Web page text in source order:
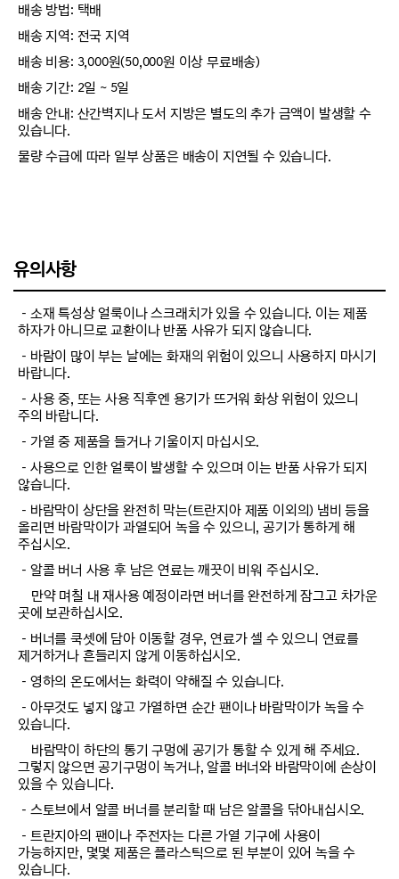
배송 방법: 택배
배송 지역: 전국 지역
배송 비용: 3,000원(50,000원 이상 무료배송)
배송 기간: 2일 ~ 5일
배송 안내: 산간벽지나 도서 지방은 별도의 추가 금액이 발생할 수
있습니다.
물량 수급에 따라 일부 상품은 배송이 지연될 수 있습니다.
유의사항
－소재 특성상 얼룩이나 스크래치가 있을 수 있습니다. 이는 제품
하자가 아니므로 교환이나 반품 사유가 되지 않습니다.
－바람이 많이 부는 날에는 화재의 위험이 있으니 사용하지 마시기
바랍니다.
－사용 중, 또는 사용 직후엔 용기가 뜨거워 화상 위험이 있으니
주의 바랍니다.
－가열 중 제품을 들거나 기울이지 마십시오.
－사용으로 인한 얼룩이 발생할 수 있으며 이는 반품 사유가 되지
않습니다.
－바람막이 상단을 완전히 막는(트란지아 제품 이외의) 냄비 등을
올리면 바람막이가 과열되어 녹을 수 있으니, 공기가 통하게 해
주십시오.
－알콜 버너 사용 후 남은 연료는 깨끗이 비워 주십시오.
만약 며칠 내 재사용 예정이라면 버너를 완전하게 잠그고 차가운
곳에 보관하십시오.
－버너를 쿡셋에 담아 이동할 경우, 연료가 셀 수 있으니 연료를
제거하거나 흔들리지 않게 이동하십시오.
－영하의 온도에서는 화력이 약해질 수 있습니다.
－아무것도 넣지 않고 가열하면 순간 팬이나 바람막이가 녹을 수
있습니다.
바람막이 하단의 통기 구멍에 공기가 통할 수 있게 해 주세요.
그렇지 않으면 공기구멍이 녹거나, 알콜 버너와 바람막이에 손상이
있을 수 있습니다.
－스토브에서 알콜 버너를 분리할 때 남은 알콜을 닦아내십시오.
－트란지아의 팬이나 주전자는 다른 가열 기구에 사용이
가능하지만, 몇몇 제품은 플라스틱으로 된 부분이 있어 녹을 수
있습니다.